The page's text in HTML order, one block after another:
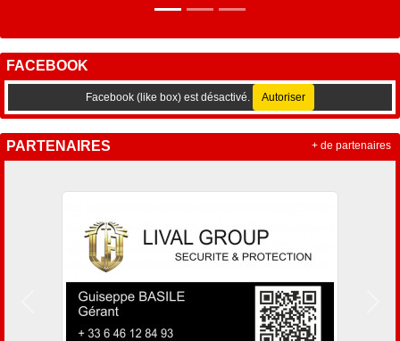
FACEBOOK
Facebook (like box) est désactivé. Autoriser
PARTENAIRES
Précedent
+ de partenaires